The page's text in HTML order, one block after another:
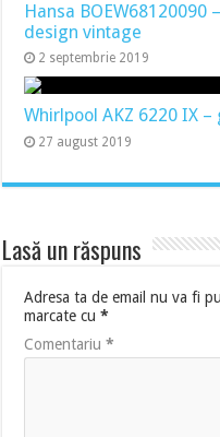
Hansa BOEW68120090
design vintage
2 septembrie 2019
Whirlpool AKZ 6220 IX –
27 august 2019
Lasă un răspuns
Adresa ta de email nu va fi
marcate cu*
Comentariu*